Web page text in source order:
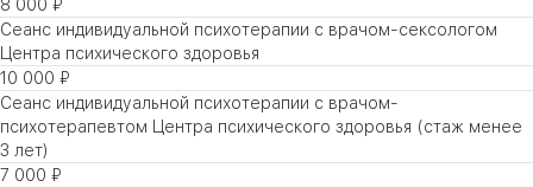
8 000 ₽
Сеанс индивидуальной психотерапии с врачом-сексологом
Центра психического здоровья
10 000 ₽
Сеанс индивидуальной психотерапии с врачом-
психотерапевтом Центра психического здоровья (стаж менее
3 лет)
7 000 ₽